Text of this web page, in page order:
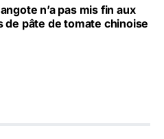
n’a pas mis fin aux
de pâte de tomate chinoise